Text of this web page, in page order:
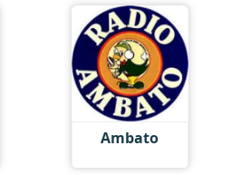
Ambato